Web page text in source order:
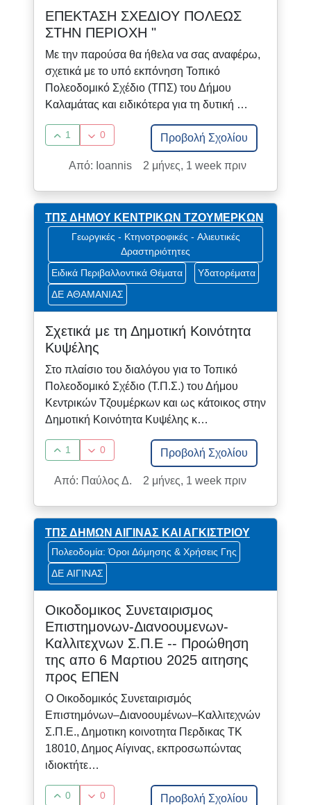
ΕΠΕΚΤΑΣΗ ΣΧΕΔΙΟΥ ΠΟΛΕΩΣ
ΣΤΗΝ ΠΕΡΙΟΧΗ "
Με την παρούσα θα ήθελα να σας αναφέρω,
σχετικά με το υπό εκπόνηση Τοπικό
Πολεοδομικό Σχέδιο (ΤΠΣ) του Δήμου
Καλαμάτας και ειδικότερα για τη δυτική …
1 0 Προβολή Σχολίου
2 μήνες, 1 week πριν
Από: Ioannis
ΤΠΣ ΔΗΜΟΥ ΚΕΝΤΡΙΚΩΝ ΤΖΟΥΜΕΡΚΩΝ
Γεωργικές - Κτηνοτροφικές - Αλιευτικές
Δραστηριότητες
Ειδικά Περιβαλλοντικά Θέματα
Υδατορέματα
ΔΕ ΑΘΑΜΑΝΙΑΣ
Σχετικά με τη Δημοτική Κοινότητα
Κυψέλης
Στο πλαίσιο του διαλόγου για το Τοπικό
Πολεοδομικό Σχέδιο (Τ.Π.Σ.) του Δήμου
Κεντρικών Τζουμέρκων και ως κάτοικος στην
Δημοτική Κοινότητα Κυψέλης κ…
1 0 Προβολή Σχολίου
2 μήνες, 1 week πριν
Από: Παύλος Δ.
ΤΠΣ ΔΗΜΩΝ ΑΙΓΙΝΑΣ ΚΑΙ ΑΓΚΙΣΤΡΙΟΥ
Πολεοδομία: Όροι Δόμησης & Χρήσεις Γης
ΔΕ ΑΙΓΙΝΑΣ
Οικοδομικος Συνεταιρισμος
Επιστημονων-Διανοουμενων-
Καλλιτεχνων Σ.Π.Ε -- Προώθηση
της απο 6 Μαρτιου 2025 αιτησης
προς ΕΠΕΝ
Ο Οικοδομικός Συνεταιρισμός
Επιστημόνων–Διανοουμένων–Καλλιτεχνών
Σ.Π.Ε., Δημοτικη κοινοτητα Περδικας ΤΚ
18010, Δημος Αίγινας, εκπροσωπώντας
ιδιοκτήτε…
0 0 Προβολή Σχολίου